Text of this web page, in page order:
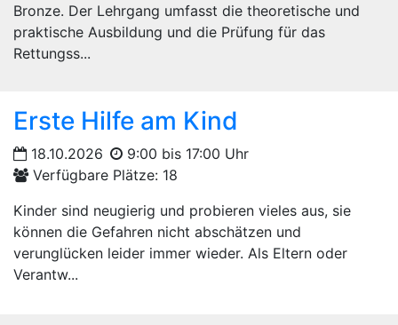
Bronze. Der Lehrgang umfasst die theoretische und
praktische Ausbildung und die Prüfung für das
Rettungss...
Erste Hilfe am Kind
18.10.2026
9:00 bis 17:00 Uhr
Verfügbare Plätze: 18
Kinder sind neugierig und probieren vieles aus, sie
können die Gefahren nicht abschätzen und
verunglücken leider immer wieder. Als Eltern oder
Verantw...